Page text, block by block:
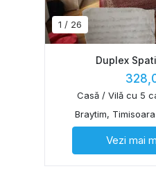
1 / 26
Duplex
Casă / Vilă cu 5
Braytim, Timisoara
Vezi mai